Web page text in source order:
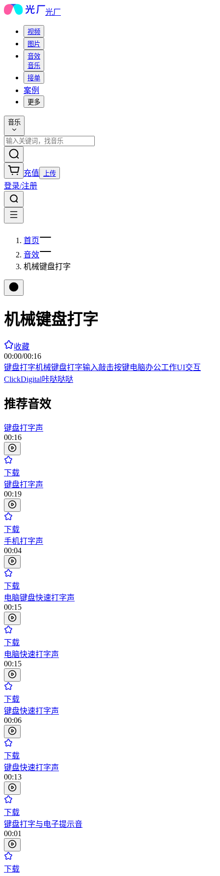
光厂
视频
图片
音效
音乐
接单
案例
更多
音乐
充值 上传
登录/注册
首页
音效
机械键盘打字
机械键盘打字
收藏
00:00/00:16
键盘打字机械键盘打字输入敲击按键电脑办公工作UI交互
ClickDigital咔哒哒哒
推荐音效
键盘打字声
00:16
下载
键盘打字声
00:19
下载
手机打字声
00:04
下载
电脑键盘快速打字声
00:15
下载
电脑快速打字声
00:15
下载
键盘快速打字声
00:06
下载
键盘快速打字声
00:13
下载
键盘打字与电子提示音
00:01
下载